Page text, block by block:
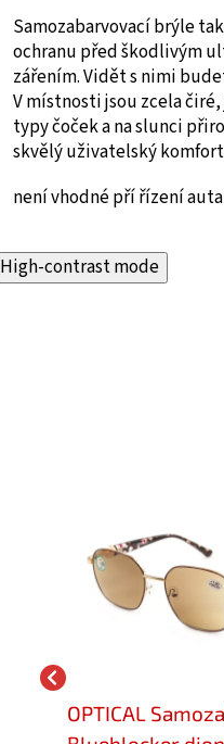
Samozabarvovací brýle
ochranu před škodlivým
zářením. Vidět s nimi
V místnosti jsou zcela
typy čoček a na slunci
skvělý uživatelský komfort
není vhodné pří řízení auta
High-contrast mode
OPTICAL